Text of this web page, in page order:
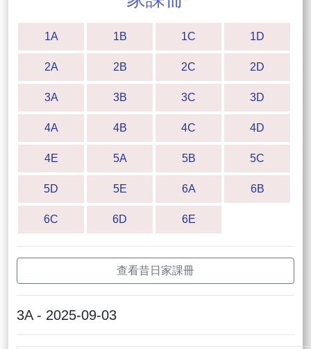
1A 1B 1C 1D
2A 2B 2C 2D
3A 3B 3C 3D
4A 4B 4C 4D
4E 5A 5B 5C
5D 5E 6A 6B
6C 6D 6E
查看昔日家課冊
3A - 2025-09-03